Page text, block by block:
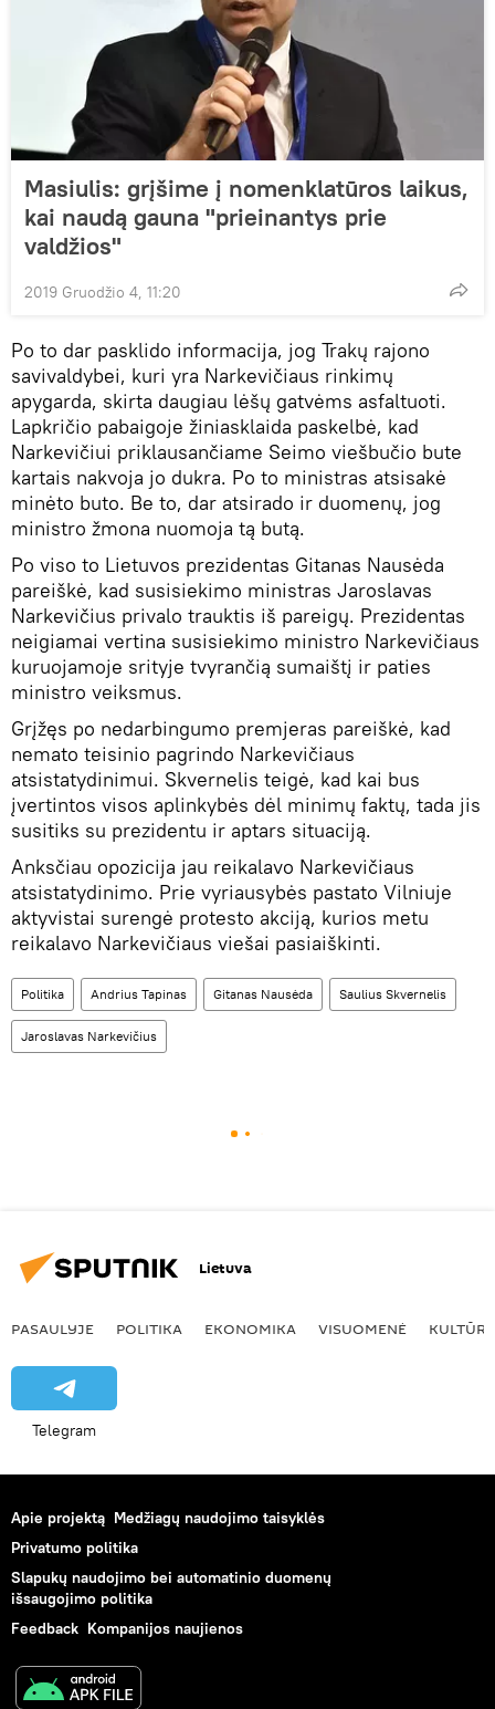
Masiulis: grįšime į nomenklatūros laikus,
kai naudą gauna "prieinantys prie
valdžios"
2019 Gruodžio 4, 11:20
Po to dar pasklido informacija, jog Trakų rajono
savivaldybei, kuri yra Narkevičiaus rinkimų
apygarda, skirta daugiau lėšų gatvėms asfaltuoti.
Lapkričio pabaigoje žiniasklaida paskelbė, kad
Narkevičiui priklausančiame Seimo viešbučio bute
kartais nakvoja jo dukra. Po to ministras atsisakė
minėto buto. Be to, dar atsirado ir duomenų, jog
ministro žmona nuomoja tą butą.
Po viso to Lietuvos prezidentas Gitanas Nausėda
pareiškė, kad susisiekimo ministras Jaroslavas
Narkevičius privalo trauktis iš pareigų. Prezidentas
neigiamai vertina susisiekimo ministro Narkevičiaus
kuruojamoje srityje tvyrančią sumaištį ir paties
ministro veiksmus.
Grįžęs po nedarbingumo premjeras pareiškė, kad
nemato teisinio pagrindo Narkevičiaus
atsistatydinimui. Skvernelis teigė, kad kai bus
įvertintos visos aplinkybės dėl minimų faktų, tada jis
susitiks su prezidentu ir aptars situaciją.
Anksčiau opozicija jau reikalavo Narkevičiaus
atsistatydinimo. Prie vyriausybės pastato Vilniuje
aktyvistai surengė protesto akciją, kurios metu
reikalavo Narkevičiaus viešai pasiaiškinti.
Politika Andrius Tapinas Gitanas Nausėda Saulius Skvernelis
Jaroslavas Narkevičius
Lietuva
PASAULYJE POLITIKA EKONOMIKA VISUOMENĖ KULTŪRA
Telegram
Apie projektą Medžiagų naudojimo taisyklės
Privatumo politika
Slapukų naudojimo bei automatinio duomenų
išsaugojimo politika
Feedback Kompanijos naujienos